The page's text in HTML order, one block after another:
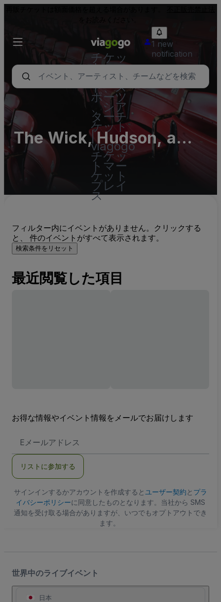
チケッ
ト - コ
ンサー
ト、ス
ポーツ
、シア
ターチ
ケット
|
viagogo
チケッ
トマー
ケット
プレイ
ス
1 new
notification
The Wick, Hudson, a
Tribute Portfolio Hotel
フィルター内にイベントがありません。クリックする
と、 件のイベントがすべて表示されます。
検索条件をリセット
最近閲覧した項目
お得な情報やイベント情報をメールでお届けします
メ
ア
ス
リストに参加する
サインインするかアカウントを作成すると ユーザー契約と プラ
イバシーポリシーに同意したものとなります。当社から SMS
通知を受け取る場合がありますが、いつでもオプトアウトでき
ます。
世界中のライブイベント
日本